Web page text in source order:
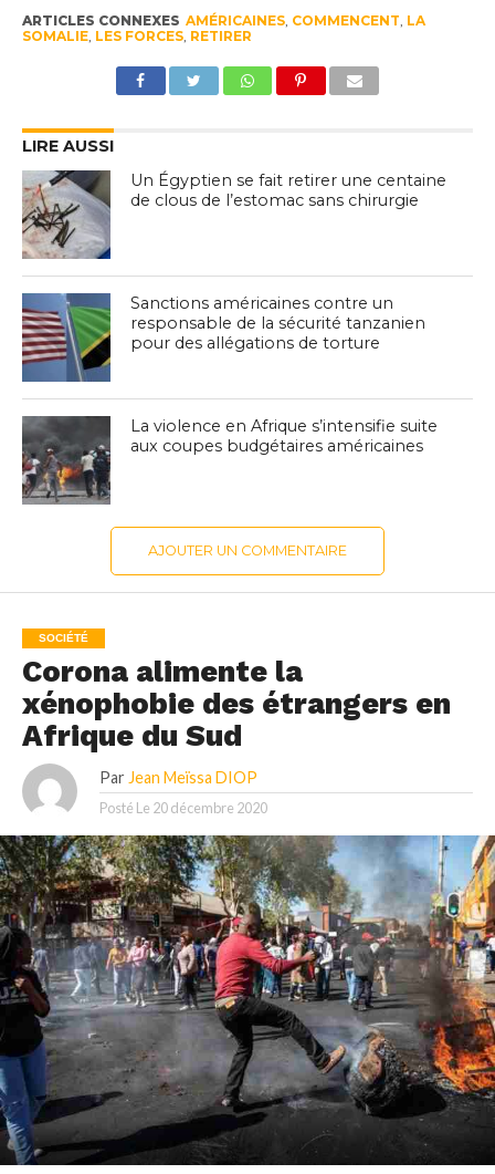
ARTICLES CONNEXES AMÉRICAINES, COMMENCENT LA
SOMALIE, LES FORCES, RETIRER
LIRE AUSSI
Un Égyptien se fait retirer une centaine
de clous de l’estomac sans chirurgie
Sanctions américaines contre un
responsable de la sécurité tanzanien
pour des allégations de torture
La violence en Afrique s’intensifie suite
aux coupes budgétaires américaines
AJOUTER UN COMMENTAIRE
SOCIÉTÉ
Corona alimente la
xénophobie des étrangers en
Afrique du Sud
Par Jean Meïssa DIOP
Posté Le 20 décembre 2020